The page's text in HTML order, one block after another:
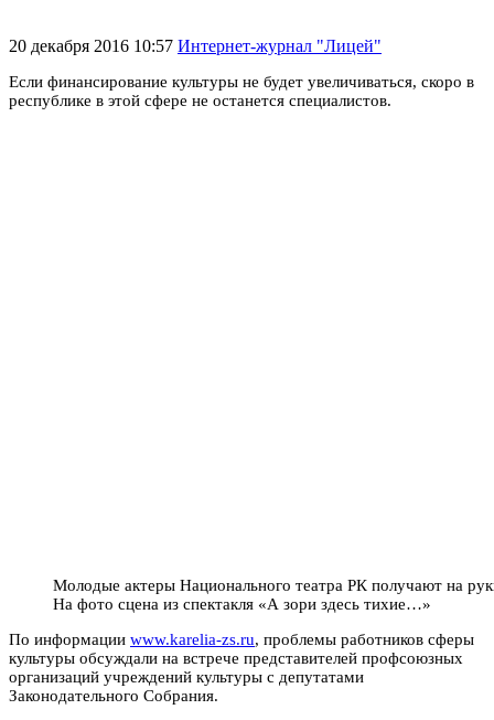
20 декабря 2016 10:57 Интернет-журнал "Лицей"
Если финансирование культуры не будет увеличиваться, скоро в
республике в этой сфере не останется специалистов.
Молодые актеры Национального театра РК получают на
На фото сцена из спектакля «А зори здесь тихие…»
По информации www.karelia-zs.ru, проблемы работников сферы
культуры обсуждали на встрече представителей профсоюзных
организаций учреждений культуры с депутатами
Законодательного Собрания.